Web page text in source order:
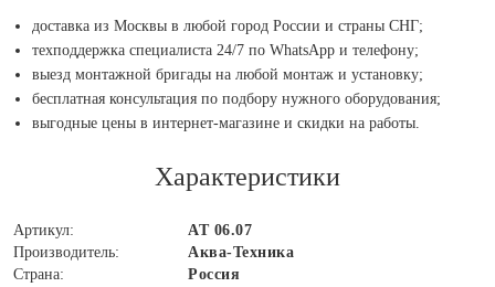
доставка из Москвы в любой город России и страны СНГ;
техподдержка специалиста 24/7 по WhatsApp и телефону;
выезд монтажной бригады на любой монтаж и установку;
бесплатная консультация по подбору нужного оборудования;
выгодные цены в интернет-магазине и скидки на работы.
Характеристики
Артикул:
АТ 06.07
Производитель:
Аква-Техника
Страна:
Россия